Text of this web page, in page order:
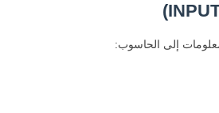
إلى الحاسوب: